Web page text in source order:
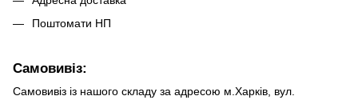
Поштомати НП
Самовивіз:
Самовивіз із нашого складу за адресою м.Харків, вул.